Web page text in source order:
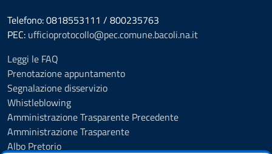
Telefono: 0818553111 / 800235763
PEC: ufficioprotocollo@pec.comune.bacoli.na.it
Leggi le FAQ
Prenotazione appuntamento
Segnalazione disservizio
Whistleblowing
Amministrazione Trasparente Precedente
Amministrazione Trasparente
Albo Pretorio